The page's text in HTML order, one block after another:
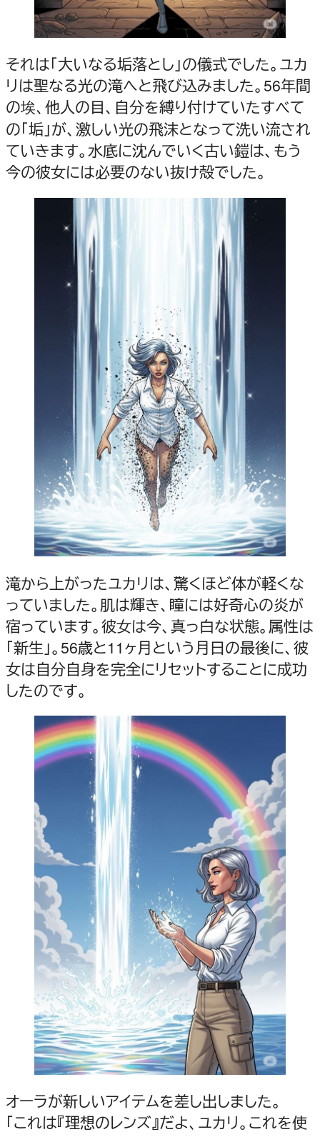
それは「大いなる垢落とし」の儀式でした。ユカ
リは聖なる光の滝へと飛び込みました。56年間
の埃、他人の目、自分を縛り付けていたすべて
の「垢」が、激しい光の飛沫となって洗い流され
ていきます。水底に沈んでいく古い鎧は、もう
今の彼女には必要のない抜け殻でした。
滝から上がったユカリは、驚くほど体が軽くな
っていました。肌は輝き、瞳には好奇心の炎が
宿っています。彼女は今、真っ白な状態。属性は
「新生」。56歳と11ヶ月という月日の最後に、彼
女は自分自身を完全にリセットすることに成功
したのです。
オーラが新しいアイテムを差し出しました。
「これは『理想のレンズ』だよ、ユカリ。これを使